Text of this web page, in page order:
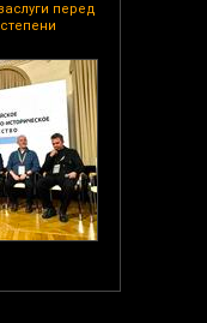
перед